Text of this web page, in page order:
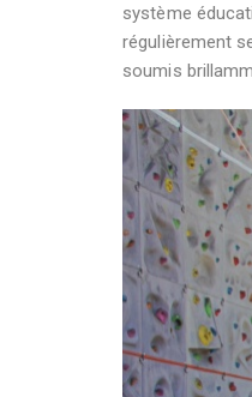
système
régulièrement
soumis